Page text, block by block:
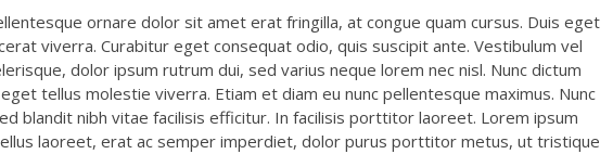
ornare dolor sit amet erat fringilla, at congue quam cursus. Duis eget
viverra. Curabitur eget consequat odio, quis suscipit ante. Vestibulum vel
dolor ipsum rutrum dui, sed varius neque lorem nec nisl. Nunc dictum
tellus molestie viverra. Etiam et diam eu nunc pellentesque maximus. Nunc
blandit nibh vitae facilisis efficitur. In facilisis porttitor laoreet. Lorem ipsum
laoreet, erat ac semper imperdiet, dolor purus porttitor metus, ut tristique